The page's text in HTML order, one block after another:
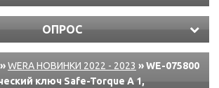
ОПРОС
»WERA НОВИНКИ 2022 - 2023 » WE-075800
ключ Safe-Torque A 1,